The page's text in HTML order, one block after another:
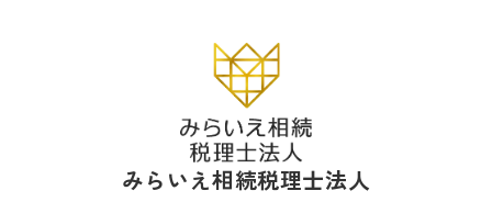
みらいえ相続税理士法人